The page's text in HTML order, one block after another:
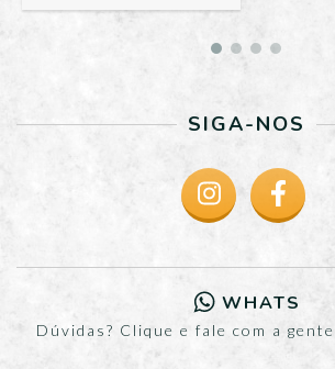
SIGA-NOS
WHATS
Dúvidas? Clique e fale com a